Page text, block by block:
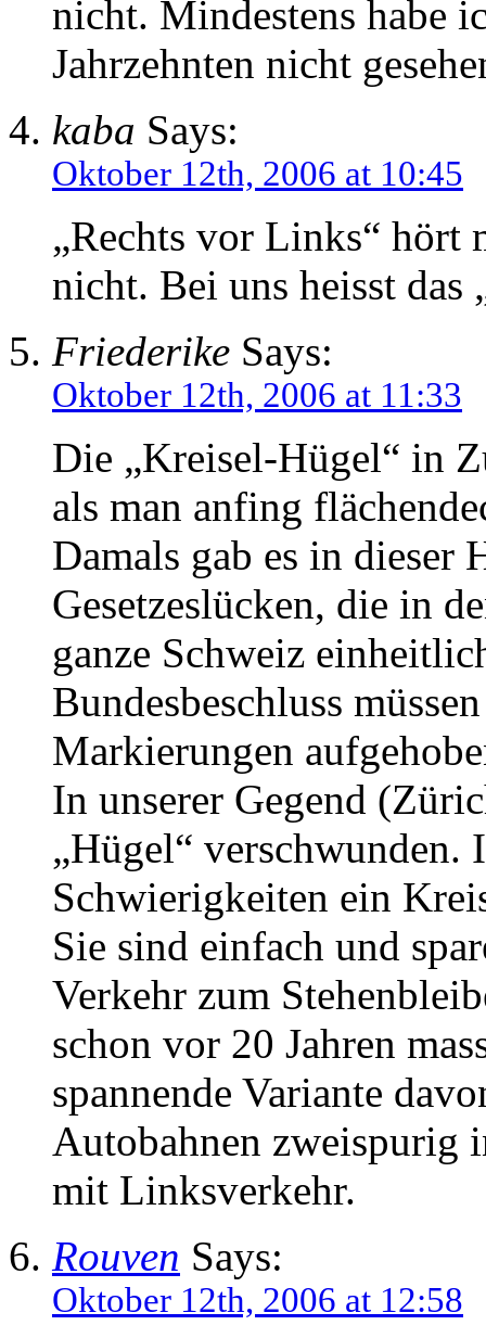
nicht. Mindestens habe
Jahrzehnten nicht
kaba Says:
Oktober 12th, 2006 at 10:45
„Rechts vor Links“ hört
nicht. Bei uns heisst
Friederike Says:
Oktober 12th, 2006 at 11:33
Die „Kreisel-Hügel“ in
als man anfing
Damals gab es in dieser
Gesetzeslücken, die in
ganze Schweiz
Bundesbeschluss
Markierungen
In unserer Gegend
„Hügel“
Schwierigkeiten ein
Sie sind einfach und
Verkehr zum
schon vor 20 Jahren
spannende Variante
Autobahnen zweispurig
mit Linksverkehr.
Rouven Says:
Oktober 12th, 2006 at 12:58